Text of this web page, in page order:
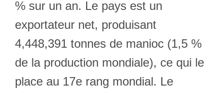
% sur un an. Le pays est un
exportateur net, produisant
4,448,391 tonnes de manioc (1,5 %
de la production mondiale), ce qui le
place au 17e rang mondial. Le